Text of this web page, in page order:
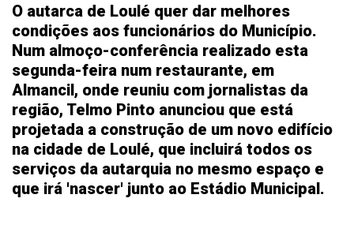
O autarca de Loulé quer dar melhores
condições aos funcionários do Município.
Num almoço-conferência realizado esta
segunda-feira num restaurante, em
Almancil, onde reuniu com jornalistas da
região, Telmo Pinto anunciou que está
projetada a construção de um novo edifício
na cidade de Loulé, que incluirá todos os
serviços da autarquia no mesmo espaço e
que irá 'nascer' junto ao Estádio Municipal.